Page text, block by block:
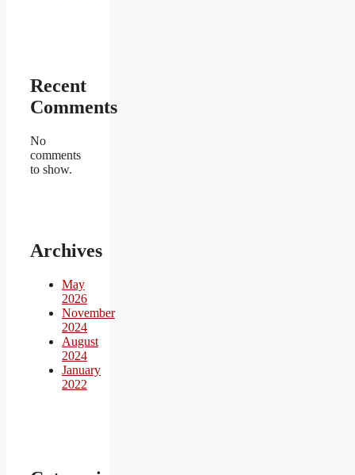
Recent
Comments
No
comments
to show.
Archives
May
2026
November
2024
August
2024
January
2022